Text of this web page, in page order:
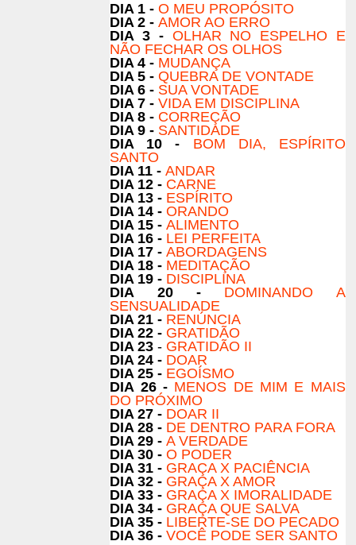
DIA 1 - O MEU PROPÓSITO
DIA 2 - AMOR AO ERRO
DIA 3 - OLHAR NO ESPELHO E
NÃO FECHAR OS OLHOS
DIA 4 - MUDANÇA
DIA 5 - QUEBRA DE VONTADE
DIA 6 - SUA VONTADE
DIA 7 - VIDA EM DISCIPLINA
DIA 8 - CORREÇÃO
DIA 9 - SANTIDADE
DIA 10 -
BOM DIA, ESPÍRITO
SANTO
DIA 11 - ANDAR
DIA 12 - CARNE
DIA 13 - ESPÍRITO
DIA 14 - ORANDO
DIA 15 -ALIMENTO
DIA 16 - LEI PERFEITA
DIA 17 - ABORDAGENS
DIA 18 - MEDITAÇÃO
DIA 19 - DISCIPLINA
DIA 20 -
DOMINANDO A
SENSUALIDADE
DIA 21 - RENÚNCIA
DIA 22 - GRATIDÃO
DIA 23 - GRATIDÃO II
DIA 24 - DOAR
DIA 25 - EGOÍSMO
DIA 26 - MENOS DE MIM E MAIS
DO PRÓXIMO
DIA 27 - DOAR II
DIA 28 - DE DENTRO PARA FORA
DIA 29 - A VERDADE
DIA 30 - O PODER
DIA 31 - GRAÇA X PACIÊNCIA
DIA 32 - GRAÇA X AMOR
DIA 33 - GRAÇA X IMORALIDADE
DIA 34 - GRAÇA QUE SALVA
DIA 35 - LIBERTE-SE DO PECADO
DIA 36 - VOCÊ PODE SER SANTO